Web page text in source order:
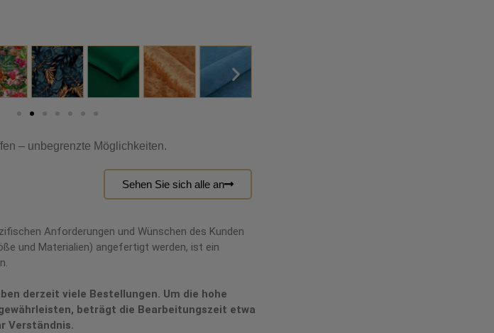
– unbegrenzte Möglichkeiten.
Sehen Sie sich alle an
Anforderungen und Wünschen des Kunden
und Materialien) angefertigt werden, ist ein
derzeit viele Bestellungen. Um die hohe
beträgt die Bearbeitungszeit etwa
Verständnis.